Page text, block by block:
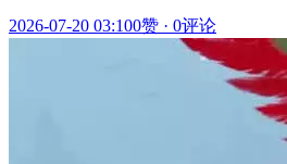
2026-07-20 03:100赞 · 0评论